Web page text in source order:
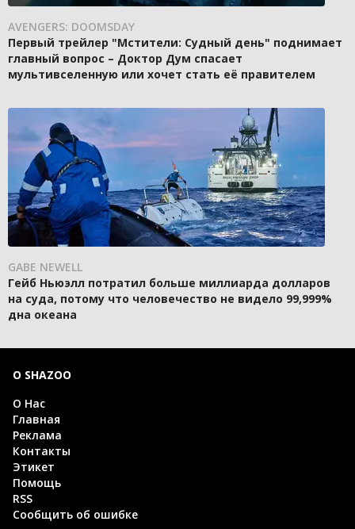
AVENGERS: DOOMSDAY
Первый трейлер "Мстители: Судный день" поднимает
главный вопрос – Доктор Дум спасает
мультивселенную или хочет стать её правителем
GABE NEWELL
Гейб Ньюэлл потратил больше миллиарда долларов
на суда, потому что человечество не видело 99,999%
дна океана
О SHAZOO
О Нас
Главная
Реклама
Контакты
Этикет
Помощь
RSS
Сообщить об ошибке